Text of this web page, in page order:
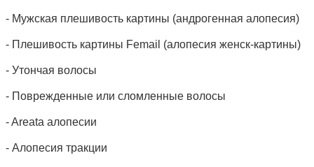
- Мужская плешивость картины (андрогенная алопесия)
- Плешивость картины Femail (алопесия женск-картины)
- Утончая волосы
- Поврежденные или сломленные волосы
-Areata алопесии
- Алопесия тракции